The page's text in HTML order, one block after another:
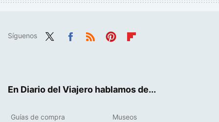
Síguenos
En Diario del Viajero hablamos de...
Guías de compra Museos